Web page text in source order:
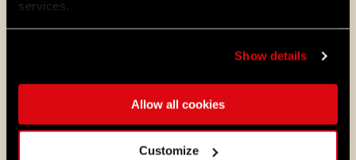
services.
Show details
Allow all cookies
Customize
progression amélioré qui vous permet
de débloquer vos compétences plus
déplacement et de combat plus vite et
que nous vous avons préparé dans le
dernier patch de Dying Light 2 Stay